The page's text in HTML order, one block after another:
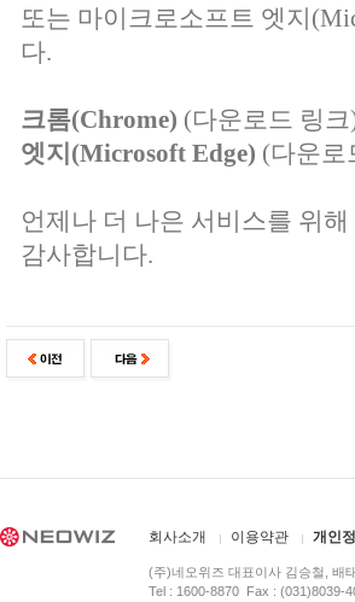
또는 마이크로소프트 엣지
다.
크롬(Chrome) (다운로드 링크
엣지(Microsoft Edge) (다운로
언제나 더 나은 서비스를 위
감사합니다.
회사소개 이용약관 개인
(주)네오위즈 대표이사 김승철, 배
Tel : 1600-8870 Fax : (031)8039-